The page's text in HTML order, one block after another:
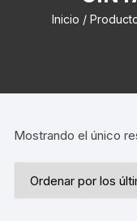
Inicio /
Mostrando el único